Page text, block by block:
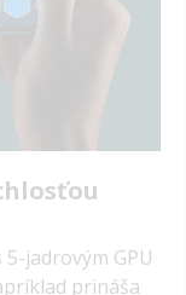
jadrovým GPU
prináša